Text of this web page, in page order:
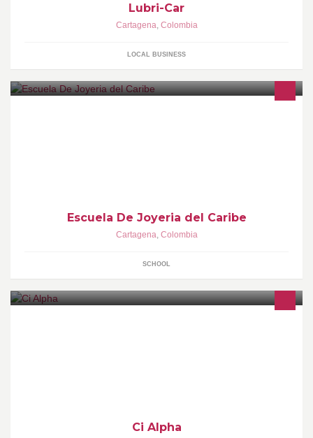
Lubri-Car
Cartagena, Colombia
LOCAL BUSINESS
Escuela De Joyeria del Caribe
Cartagena, Colombia
SCHOOL
Ci Alpha